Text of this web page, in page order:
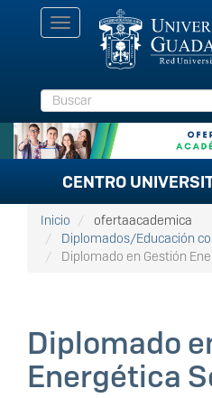
Toggle
navigation
Buscar
CENTRO
Inicio
ofertaacademica
Diplomados/Educación
Diplomado en Gestión
Diplomado
Energética